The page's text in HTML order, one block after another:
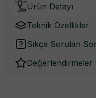
Ürün Detayı
Teknik Özellikler
Sıkça Sorulan
Değerlendirmeler